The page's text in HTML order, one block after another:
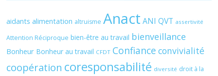
aidants alimentation altruisme Anact ANI QVT assertivité
Attention Réciproque bien-être au travail bienveillance
Bonheur Bonheur au travail CFDT Confiance convivialité
coopération coresponsabilité diversité droit à la